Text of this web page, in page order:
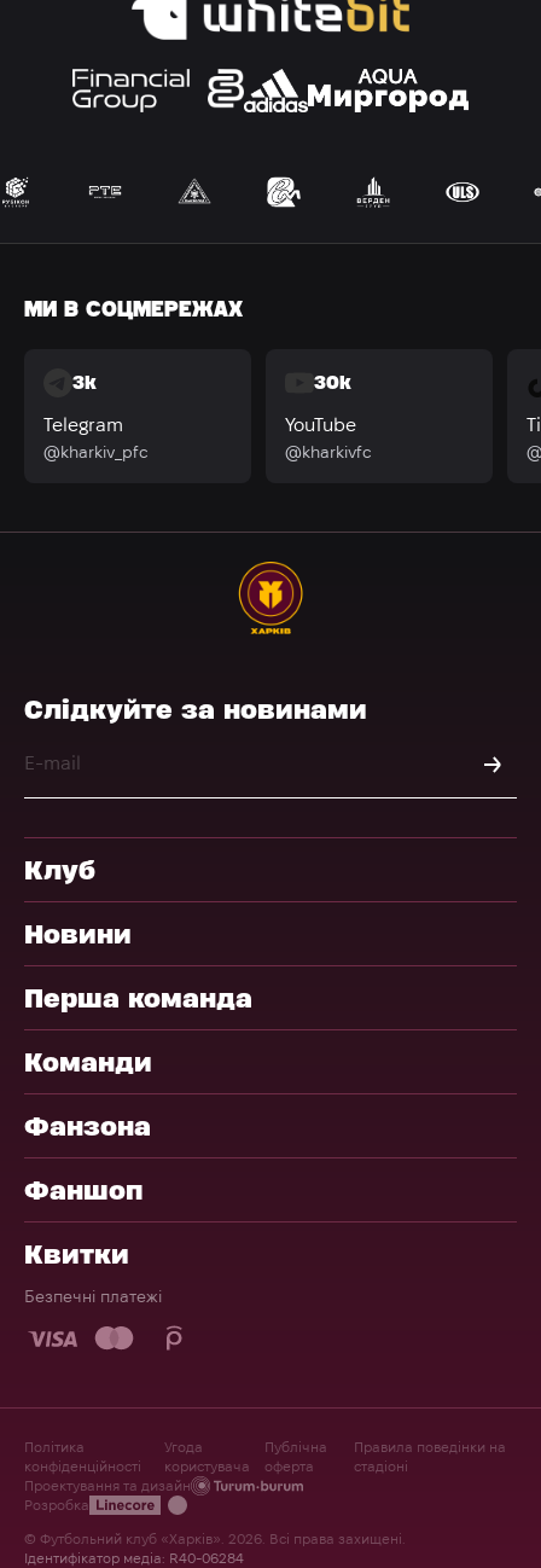
МИ В СОЦМЕРЕЖАХ
3k
Telegram
@kharkiv_pfc
30k
YouTube
@kharkivfc
Слідкуйте за новинами
Клуб
Новини
Перша команда
Команди
Фанзона
Фаншоп
Квитки
Безпечні платежі
Політика
конфіденційності
Угода
користувача
Публічна
оферта
Правила поведінки на
стадіоні
Проектування та дизайн
Розробка
© Футбольний клуб «Харків». 2026. Всі права захищені.
Ідентифікатор медіа: R40-06284